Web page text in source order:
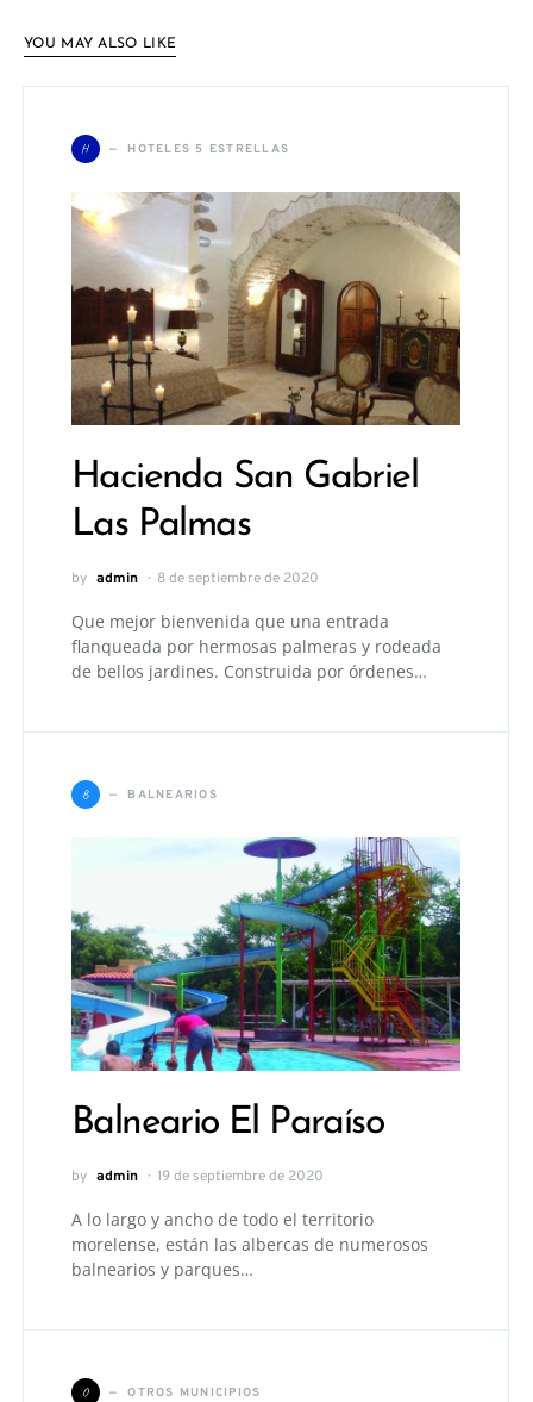
YOU MAY ALSO LIKE
H HOTELES 5 ESTRELLAS
Hacienda San Gabriel
Las Palmas
by admin 8 de septiembre de 2020
Que mejor bienvenida que una entrada
flanqueada por hermosas palmeras y rodeada
de bellos jardines. Construida por órdenes…
B BALNEARIOS
Balneario El Paraíso
by admin 19 de septiembre de 2020
A lo largo y ancho de todo el territorio
morelense, están las albercas de numerosos
balnearios y parques…
O OTROS MUNICIPIOS